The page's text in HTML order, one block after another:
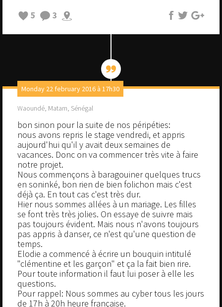
5
3
Monday 22 february 2016 à 17h30
Waoundé, Matam, Sénégal
bon sinon pour la suite de nos péripéties:
nous avons repris le stage vendredi, et appris
aujourd'hui qu'il y avait deux semaines de
vacances. Donc on va commencer très vite à faire
notre projet.
Nous commençons à baragouiner quelques trucs
en soninké, bon rien de bien folichon mais c'est
déjà ça. En tout cas c'est très dur.
Hier nous sommes allées à un mariage. Les filles
se font très très jolies. On essaye de suivre mais
pas toujours évident. Mais nous n'avons toujours
pas appris à danser, ce n'est qu'une question de
temps.
Elodie a commencé à écrire un bouquin intitulé
"clémentine et les garçon" et ça la fait bien rire.
Pour toute information il faut lui poser à elle les
questions.
Pour rappel: Nous sommes au cyber tous les jours
de 17h à 20h heure française.